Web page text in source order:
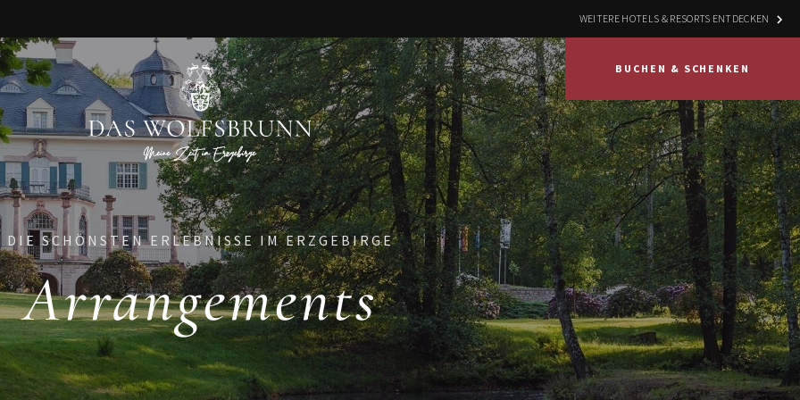
WEITERE HOTELS & RESORTS ENTDECKEN
BUCHEN & SCHENKEN
DIE SCHÖNSTEN ERLEBNISSE IM ERZGEBIRGE
Arrangements